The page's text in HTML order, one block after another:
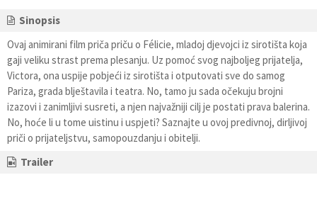
Sinopsis
Ovaj animirani film priča priču o Félicie, mladoj djevojci iz sirotišta koja
gaji veliku strast prema plesanju. Uz pomoć svog najboljeg prijatelja,
Victora, ona uspije pobjeći iz sirotišta i otputovati sve do samog
Pariza, grada blještavila i teatra. No, tamo ju sada očekuju brojni
izazovi i zanimljivi susreti, a njen najvažniji cilj je postati prava balerina.
No, hoće li u tome uistinu i uspjeti? Saznajte u ovoj predivnoj, dirljivoj
priči o prijateljstvu, samopouzdanju i obitelji.
Trailer